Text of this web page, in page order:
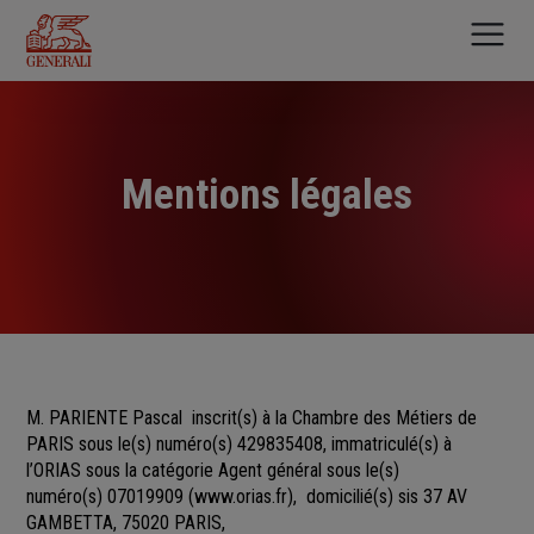
contenu
principal
Mentions légales
M. PARIENTE Pascal inscrit(s) à la Chambre des Métiers de
PARIS sous le(s) numéro(s) 429835408, immatriculé(s) à
l’ORIAS sous la catégorie Agent général sous le(s)
numéro(s) 07019909 (www.orias.fr), domicilié(s) sis 37 AV
GAMBETTA, 75020 PARIS,